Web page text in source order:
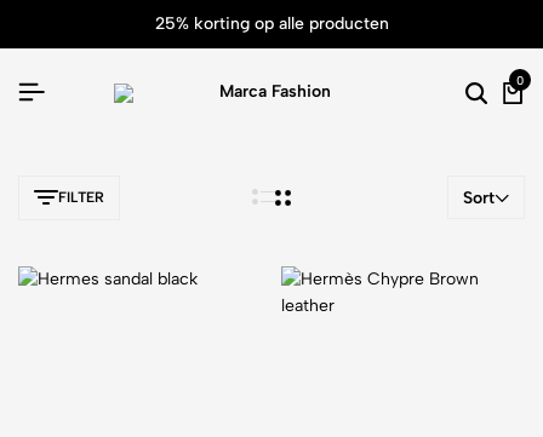
25% korting op alle producten
0
FILTER Sort